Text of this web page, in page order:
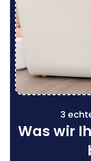
3
Was wir